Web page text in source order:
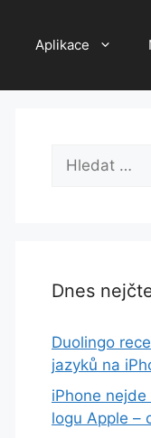
Aplikace
Hledat:
Dnes
Duolingo
jazyků na
iPhone
logu Apple –